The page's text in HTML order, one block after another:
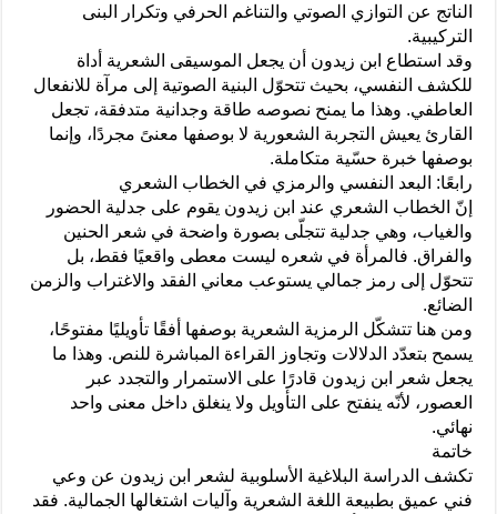
الناتج عن التوازي الصوتي والتناغم الحرفي وتكرار البنى
التركيبية.
وقد استطاع ابن زيدون أن يجعل الموسيقى الشعرية أداة
للكشف النفسي، بحيث تتحوّل البنية الصوتية إلى مرآة للانفعال
العاطفي. وهذا ما يمنح نصوصه طاقة وجدانية متدفقة، تجعل
القارئ يعيش التجربة الشعورية لا بوصفها معنىً مجردًا، وإنما
بوصفها خبرة حسّية متكاملة.
رابعًا: البعد النفسي والرمزي في الخطاب الشعري
إنّ الخطاب الشعري عند ابن زيدون يقوم على جدلية الحضور
والغياب، وهي جدلية تتجلّى بصورة واضحة في شعر الحنين
والفراق. فالمرأة في شعره ليست معطى واقعيًا فقط، بل
تتحوّل إلى رمز جمالي يستوعب معاني الفقد والاغتراب والزمن
الضائع.
ومن هنا تتشكّل الرمزية الشعرية بوصفها أفقًا تأويليًا مفتوحًا،
يسمح بتعدّد الدلالات وتجاوز القراءة المباشرة للنص. وهذا ما
يجعل شعر ابن زيدون قادرًا على الاستمرار والتجدد عبر
العصور، لأنّه ينفتح على التأويل ولا ينغلق داخل معنى واحد
نهائي.
خاتمة
تكشف الدراسة البلاغية الأسلوبية لشعر ابن زيدون عن وعي
فني عميق بطبيعة اللغة الشعرية وآليات اشتغالها الجمالية. فقد